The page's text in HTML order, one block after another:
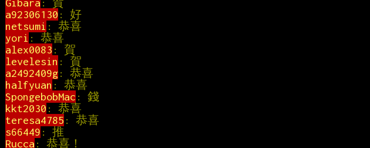
a92306130 : 好
netsumi : 恭喜
yori : 恭喜
alex0083 : 賀
levelesin : 賀
a2492409g: 恭喜
halfyuan : 恭喜
SpongebobMac : 錢
kkt2030 : 恭喜
teresa4785 : 恭喜
s66449 : 推
Rucca : 恭喜！